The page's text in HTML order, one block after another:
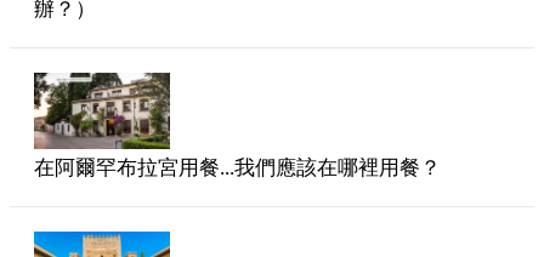
辦？）
在阿爾罕布拉宮用餐...我們應該在哪裡用餐？